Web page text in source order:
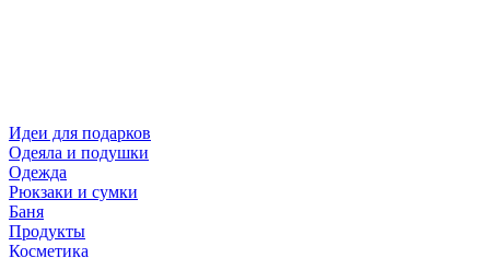
Идеи для подарков
Одеяла и подушки
Одежда
Рюкзаки и сумки
Баня
Продукты
Косметика